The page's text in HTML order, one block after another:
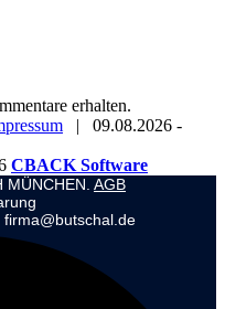
erhalten.
|
09.08.2026 -
CBACK Software
AGB